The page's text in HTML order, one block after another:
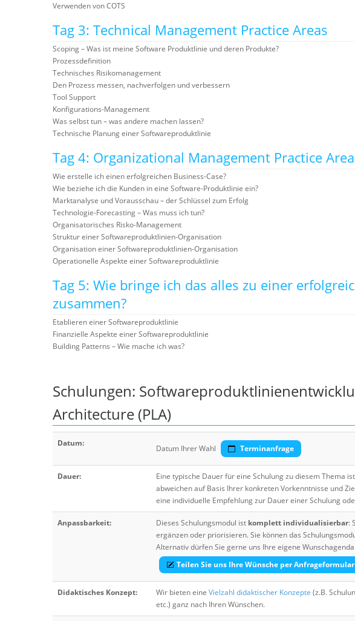
Verwenden von COTS
Tag 3: Technical Management Practice Areas
Scoping – Was ist meine Software Produktlinie und deren Produkte?
Prozessdefinition
Technisches Risikomanagement
Den Prozess messen, nachverfolgen und verbessern
Tool Support
Konfigurations-Management
Was selbst tun – was andere machen lassen?
Technische Planung einer Softwareproduktlinie
Tag 4: Organizational Management Practice
Wie erstelle ich einen erfolgreichen Business-Case?
Wie beziehe ich die Kunden in eine Software-Produktlinie ein?
Marktanalyse und Vorausschau – der Schlüssel zum Erfolg
Technologie-Forecasting – Was muss ich tun?
Organisatorisches Risko-Management
Struktur einer Softwareproduktlinien-Organisation
Organisation einer Softwareproduktlinien-Organisation
Operationelle Aspekte einer Softwareproduktlinie
Tag 5: Wie bringe ich das alles zu einer
zusammen?
Etablieren einer Softwareproduktlinie
Finanzielle Aspekte einer Softwareproduktlinie
Building Patterns – Wie mache ich was?
Schulungen:
Architecture (PLA)
Datum:
Datum Ihrer Wahl Terminanfrage
Dauer: Eine typische Dauer für eine Schulung zu diesem Thema
abweichen auf Basis Ihrer konkreten Vorkenntnisse und
eine individuelle Empfehlung zur Dauer einer Schulung
Anpassbarkeit: Dieses Schulungsmodul ist komplett individualisierbar:
ergänzen oder priorisieren. Sie können das
Alternativ dürfen Sie gerne uns Ihre eigene
Teilen Sie uns Ihre Wünsche per
Didaktisches Konzept: Wir bieten eine Vielzahl didaktischer Konzepte (z.B.
etc.) ganz nach Ihren Wünschen.